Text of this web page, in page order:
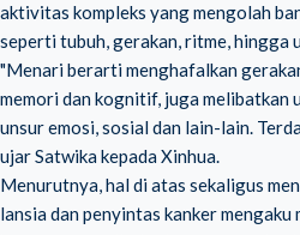
aktivitas kompleks yang mengolah
seperti tubuh, gerakan, ritme, hingga
"Menari berarti menghafalkan
memori dan kognitif, juga melibatkan
unsur emosi, sosial dan lain-lain.
ujar Satwika kepada Xinhua.
Menurutnya, hal di atas sekaligus
lansia dan penyintas kanker